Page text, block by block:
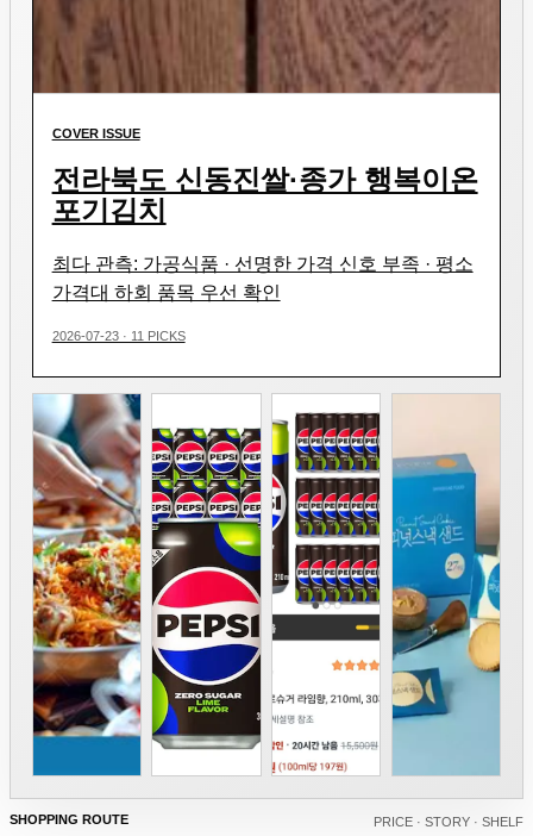
COVER ISSUE
전라북도 신동진쌀·종가 행복이온
포기김치
최다 관측: 가공식품 · 선명한 가격 신호 부족 · 평소
가격대 하회 품목 우선 확인
2026-07-23 · 11 PICKS
SHOPPING ROUTE PRICE · STORY · SHELF